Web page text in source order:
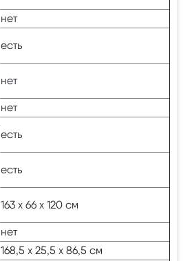
нет
есть
нет
нет
есть
есть
163 х 66 х 120 см
нет
168,5 х 25,5 х 86,5 см